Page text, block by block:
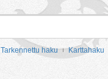
Tarkennettu haku Karttahaku